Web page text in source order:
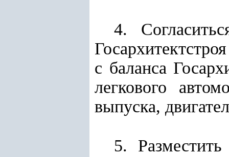
4.
с баланса
легкового
выпуска,
5.